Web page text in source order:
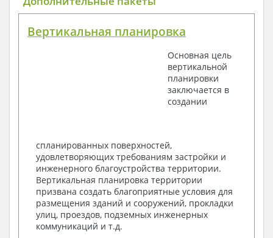
Поэтажные маркировочные планы с
Разрезы и состав конструкций
Фасады с ведомостью внешних отделок
Элементы проемов – спецификация
Ведомость перемычек – сечения и
Архитектурные узлы в конструкциях
2. Конструктивный раздел:
Общие данные по проекту
Схемы расположения и расчеты фундаментов
Элементы каркаса – схемы расположения
Схема расположения перекрытий
Опоры перекрытия на стены или Узлы
Вертикальная планировка
Основная цель
вертикальной
планировки
заключается в
создании
спланированных поверхностей,
удовлетворяющих требованиям застройки и
инженерного благоустройства территории.
Вертикальная планировка территории
призвана создать благоприятные условия для
размещения зданий и сооружений, прокладки
улиц, проездов, подземных инженерных
коммуникаций и т.д.